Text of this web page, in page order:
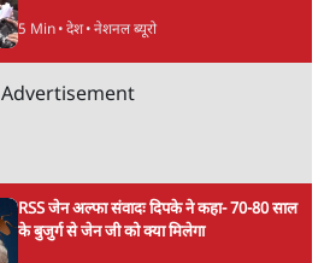
5 Min• देश• नेशनल ब्यूरो
Advertisement
RSS जेन अल्फा संवादः दिपके ने कहा- 70-80 साल
के बुजुर्ग से जेन जी को क्या मिलेगा